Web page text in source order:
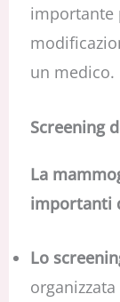
importante
un medico.
Screening
La
importanti
Lo